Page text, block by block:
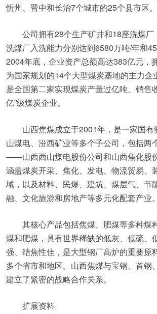
忻州、晋中和长治7个城市的25个县市区。
公司拥有28个生产矿井和18座洗煤厂
洗煤厂入洗能力分别达到6580万吨/年和
2004年底，企业资产总额高达383亿元，
为国家规划的14个大型煤炭基地的主力企
是全国第二家实现煤炭产量过亿吨、销售
亿”级煤炭企业。
山西焦煤成立于2001年，是一家国
山煤电、汾西矿业等多个子公司，包括两
——山西西山煤电股份公司和山西焦化股
涵盖煤炭开采、焦化、发电、物流贸易、
域，以及材料、民爆、建筑、煤层气、节
融、文化旅游和房地产等多元化配套产业。
其核心产品包括焦煤、肥煤等多种煤
煤和肥煤，具有世界稀缺的低灰、低硫、
强、结焦性佳，是大型钢厂高炉的重要原
多个省市和地区。山西焦煤与宝钢、首钢
建立了紧密的战略合作关系。
扩展资料